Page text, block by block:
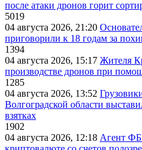
после атаки дронов горит
5019
04 августа 2026, 21:20
приговорили к 18 годам за
1394
04 августа 2026, 15:17 Жителя
производстве дронов при
1285
04 августа 2026, 13:52
Волгоградской области
взятках
1902
04 августа 2026, 12:18 Агент